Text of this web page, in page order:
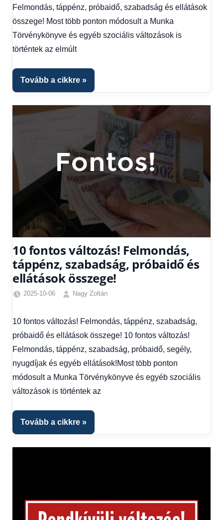
1
Felmondás, táppénz, próbaidő, szabadság és ellátások
összege! Most több ponton módosult a Munka
Törvénykönyve és egyéb szociális változások is
történtek az elmúlt
Tovább a cikkre
10 fontos változás! Felmondás,
táppénz, szabadság, próbaidő és
ellátások összege!
2025-10-06
Nagy Zoltán
hírek,
Gazdaság ,
Hírek
Hírek
kézből,
10 fontos változás! Felmondás, táppénz, szabadság,
próbaidő és ellátások összege! 10 fontos változás!
Felmondás, táppénz, szabadság, próbaidő, segély,
nyugdíjak és egyéb ellátások!Most több ponton
módosult a Munka Törvénykönyve és egyéb szociális
változások is történtek az
Tovább a cikkre